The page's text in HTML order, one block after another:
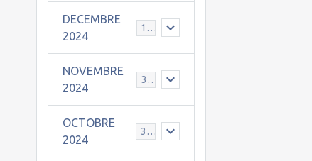
DECEMBRE
2024
19
NOVEMBRE
2024
30
OCTOBRE
2024
31